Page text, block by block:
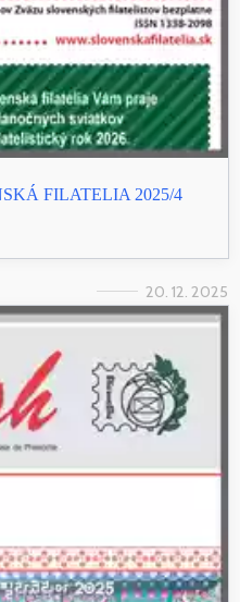
FILATELIA 2025/4
20. 12. 2025